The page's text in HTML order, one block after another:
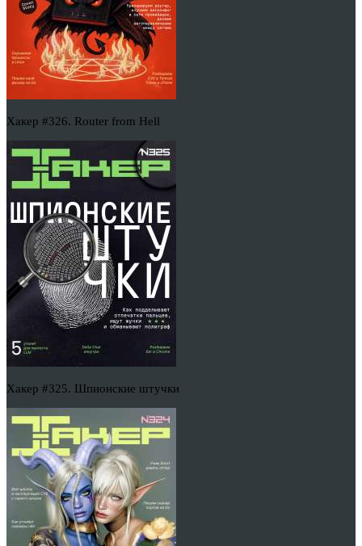
Хакер #326. Router from Hell
Хакер #325. Шпионские штучки